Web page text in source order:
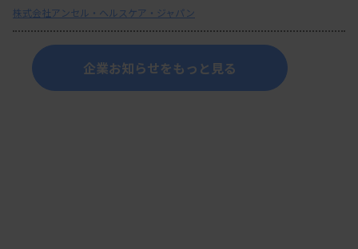
株式会社アンセル・ヘルスケア・ジャパン
企業お知らせをもっと見る